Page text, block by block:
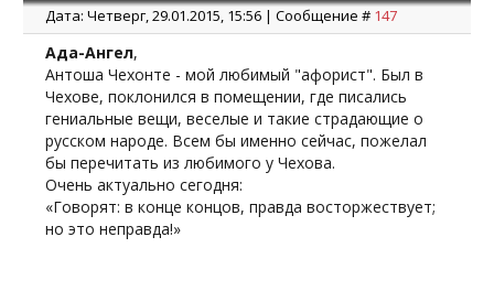
Дата: Четверг, 29.01.2015, 15:56 | Сообщение # 147
Ада-Ангел,
Антоша Чехонте - мой любимый "афорист". Был в
Чехове, поклонился в помещении, где писались
гениальные вещи, веселые и такие страдающие о
русском народе. Всем бы именно сейчас, пожелал
бы перечитать из любимого у Чехова.
Очень актуально сегодня:
«Говорят: в конце концов, правда восторжествует;
но это неправда!»